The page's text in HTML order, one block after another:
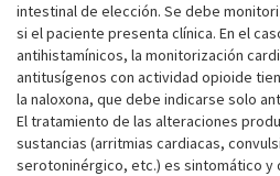
intestinal de elección. Se debe
si el paciente presenta clínica. En el
antihistamínicos, la monitorización
antitusígenos con actividad opioide
la naloxona, que debe indicarse solo
El tratamiento de las alteraciones
sustancias (arritmias cardiacas,
serotoninérgico, etc.) es sintomático y